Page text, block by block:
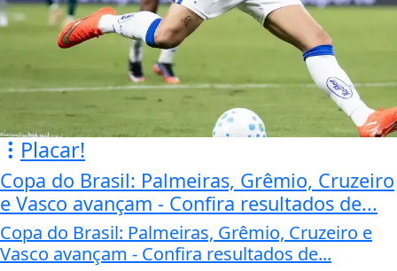
Placar!
Copa do Brasil: Palmeiras, Grêmio, Cruzeiro
e Vasco avançam - Confira resultados de...
Copa do Brasil: Palmeiras, Grêmio, Cruzeiro e
Vasco avançam - Confira resultados de...